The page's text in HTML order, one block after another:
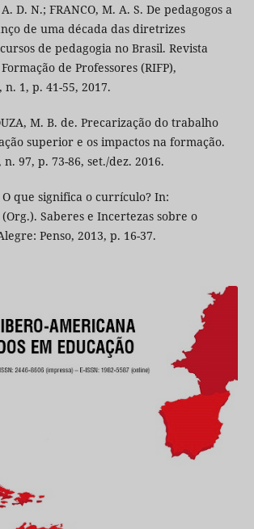
D. N.; FRANCO, M. A. S. De pedagogos a
de uma década das diretrizes
de pedagogia no Brasil. Revista
de Professores (RIFP),
1, p. 41-55, 2017.
M. B. de. Precarização do trabalho
superior e os impactos na formação.
97, p. 73-86, set./dez. 2016.
O que significa o currículo? In:
(Org.). Saberes e Incertezas sobre o
Penso, 2013, p. 16-37.